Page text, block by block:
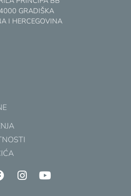
GRADIŠKA
I HERCEGOVINA